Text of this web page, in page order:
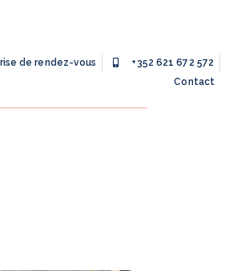
de rendez-vous
+352 621 672 572
Contact